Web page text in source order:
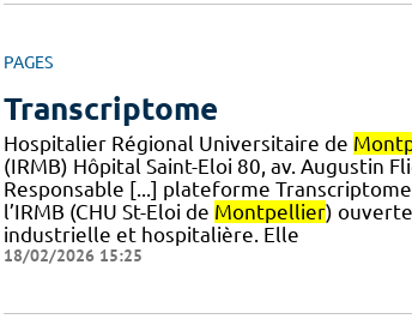
PAGES
Transcriptome
Hospitalier Régional Universitaire de
(IRMB) Hôpital Saint-Eloi 80, av. Augustin
Responsable [...] plateforme
l’IRMB (CHU St-Eloi de Montpellier)
industrielle et hospitalière. Elle
18/02/2026 15:25